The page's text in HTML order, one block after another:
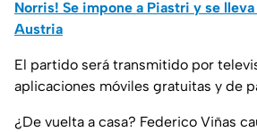
Norris! Se impone a Piastri y se
Austria
El partido será transmitido por
aplicaciones móviles gratuitas y de
¿De vuelta a casa? Federico Viñas